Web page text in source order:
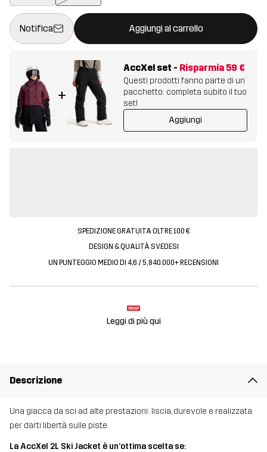
Notifica Aggiungi al carrello
Questo tasto aprirà una finestra modale per confermare un
{{size}} non disponibile
+
AccXel set - Risparmia 59 €
Questi prodotti fanno parte di un
pacchetto: completa subito il tuo
set!
Aggiungi
SPEDIZIONE GRATUITA OLTRE 100 €
DESIGN & QUALITÀ SVEDESI
UN PUNTEGGIO MEDIO DI 4,6 / 5, 840.000+ RECENSIONI
Leggi di più qui
Descrizione
Una giacca da sci ad alte prestazioni: liscia, durevole e realizzata
per darti libertà sulle piste.
La AccXel 2L Ski Jacket è un’ottima scelta se: